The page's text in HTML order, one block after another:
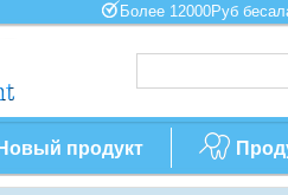
Более 12000Руб
Новый продукт